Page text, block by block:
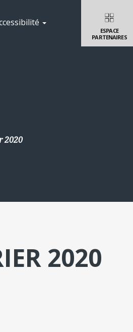
ESPACE
PARTENAIRES
2020
2020